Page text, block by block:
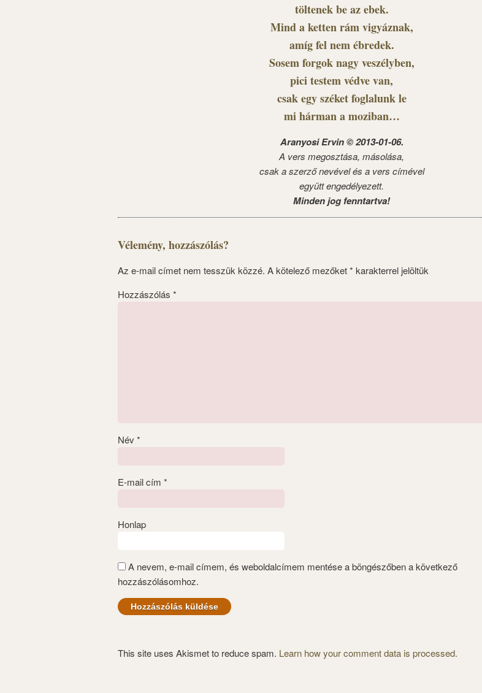
töltenek be az ebek.
Mind a ketten rám vigyáznak,
amíg fel nem ébredek.
Sosem forgok nagy veszélyben,
pici testem védve van,
csak egy széket foglalunk le
mi hárman a moziban…
Aranyosi Ervin © 2013-01-06.
A vers megosztása, másolása,
csak a szerző nevével és a vers címével
együtt engedélyezett.
Minden jog fenntartva!
Vélemény, hozzászólás?
Az e-mail címet nem tesszük közzé. A kötelező mezőket* karakterrel jelöltük
Hozzászólás *
Név *
E-mail cím *
Honlap
A nevem, e-mail címem, és weboldalcímem mentése a böngészőben a következő
hozzászólásomhoz.
This site uses Akismet to reduce spam. Learn how your comment data is processed.